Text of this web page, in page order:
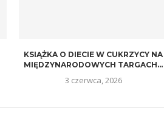
KSIĄŻKA O DIECIE W CUKRZYCY NA
MIĘDZYNARODOWYCH TARGACH...
3 czerwca, 2026